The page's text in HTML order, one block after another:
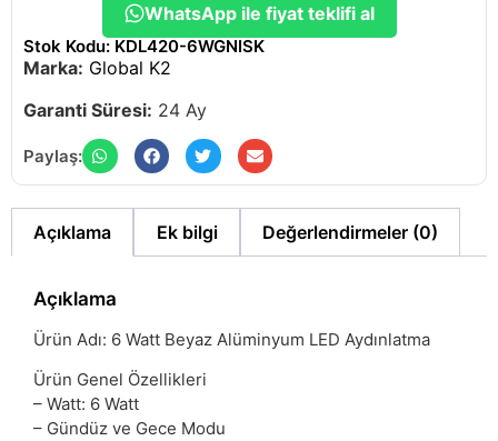
WhatsApp ile fiyat teklifi al
Stok Kodu: KDL420-6WGNISK
Marka: Global K2
Garanti Süresi: 24 Ay
Paylaş:
Açıklama Ek bilgi Değerlendirmeler (0)
Açıklama
Ürün Adı: 6 Watt Beyaz Alüminyum LED Aydınlatma
Ürün Genel Özellikleri
– Watt: 6 Watt
– Gündüz ve Gece Modu